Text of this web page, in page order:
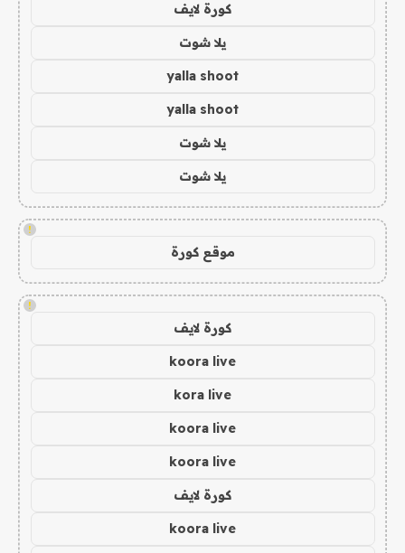
كورة لايف
يلا شوت
yalla shoot
yalla shoot
يلا شوت
يلا شوت
!
موقع كورة
!
كورة لايف
koora live
kora live
koora live
koora live
كورة لايف
koora live